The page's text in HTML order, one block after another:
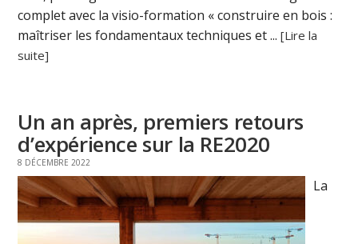
complet avec la visio-formation « construire en bois :
maîtriser les fondamentaux techniques et ...[Lire la
suite]
Un an après, premiers retours
d’expérience sur la RE2020
8 DÉCEMBRE 2022
La